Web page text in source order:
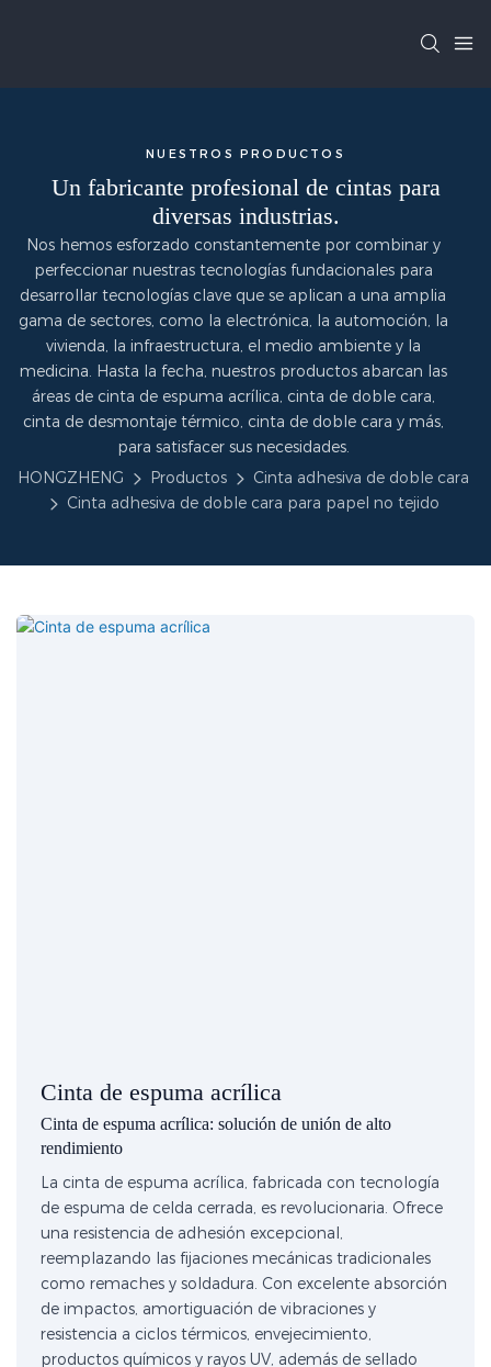
NUESTROS PRODUCTOS
Un fabricante profesional de cintas para
diversas industrias.
Nos hemos esforzado constantemente por combinar y
perfeccionar nuestras tecnologías fundacionales para
desarrollar tecnologías clave que se aplican a una amplia
gama de sectores, como la electrónica, la automoción, la
vivienda, la infraestructura, el medio ambiente y la
medicina. Hasta la fecha, nuestros productos abarcan las
áreas de cinta de espuma acrílica, cinta de doble cara,
cinta de desmontaje térmico, cinta de doble cara y más,
para satisfacer sus necesidades.
HONGZHENG
Productos
Cinta adhesiva de doble cara
Cinta adhesiva de doble cara para papel no tejido
Cinta de espuma acrílica
Cinta de espuma acrílica: solución de unión de alto
rendimiento
La cinta de espuma acrílica, fabricada con tecnología
de espuma de celda cerrada, es revolucionaria. Ofrece
una resistencia de adhesión excepcional,
reemplazando las fijaciones mecánicas tradicionales
como remaches y soldadura. Con excelente absorción
de impactos, amortiguación de vibraciones y
resistencia a ciclos térmicos, envejecimiento,
productos químicos y rayos UV, además de sellado